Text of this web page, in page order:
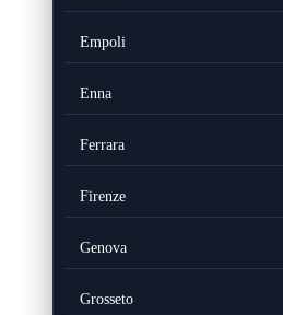
Empoli
Enna
Ferrara
Firenze
Genova
Grosseto